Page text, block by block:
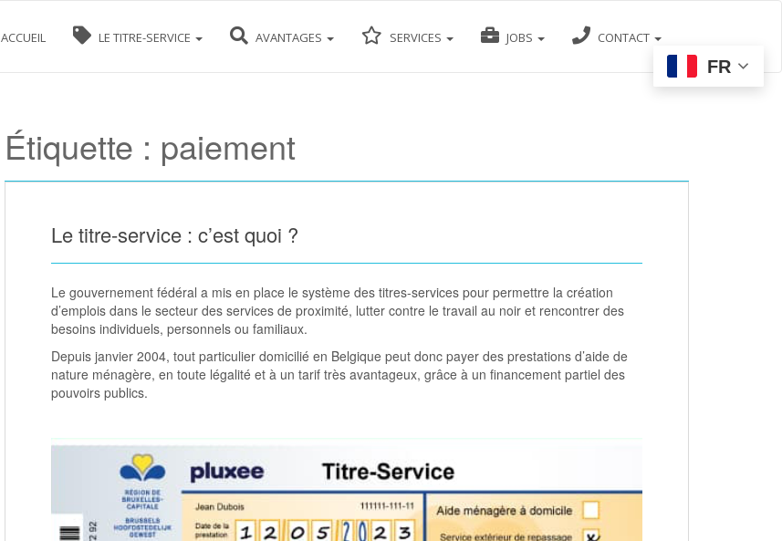
ACCUEIL LE TITRE-SERVICE AVANTAGES SERVICES JOBS CONTACT
Étiquette : paiement
Le titre-service : c’est quoi ?
Le gouvernement fédéral a mis en place le système des titres-services pour permettre la création
d’emplois dans le secteur des services de proximité, lutter contre le travail au noir et rencontrer des
besoins individuels, personnels ou familiaux.
Depuis janvier 2004, tout particulier domicilié en Belgique peut donc payer des prestations d’aide de
nature ménagère, en toute légalité et à un tarif très avantageux, grâce à un financement partiel des
pouvoirs publics.
FR